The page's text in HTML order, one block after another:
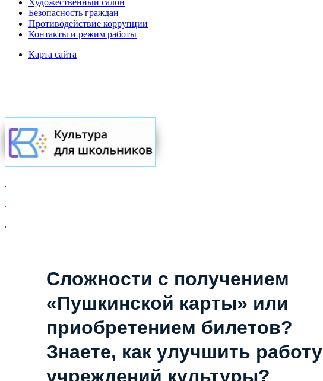
Безопасность граждан
Противодействие коррупции
Контакты и режим работы
Карта сайта
Сложности с получением
«Пушкинской карты» или
приобретением билетов?
Знаете, как улучшить работу
учреждений культуры?